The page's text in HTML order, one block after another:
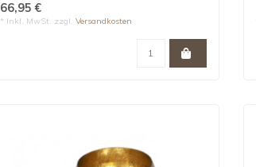
66,95 €
* Inkl. MwSt. zzgl. Versandkosten